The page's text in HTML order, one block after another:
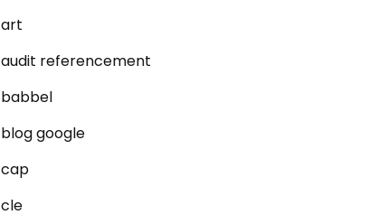
art
audit referencement
babbel
blog google
cap
cle